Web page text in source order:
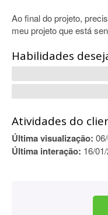
Ao final do projeto,
meu projeto que está
Habilidades
Atividades do
Última visualização:
Última interação: 16/